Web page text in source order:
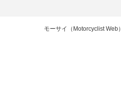
モーサイ（Motorcyclist Web）